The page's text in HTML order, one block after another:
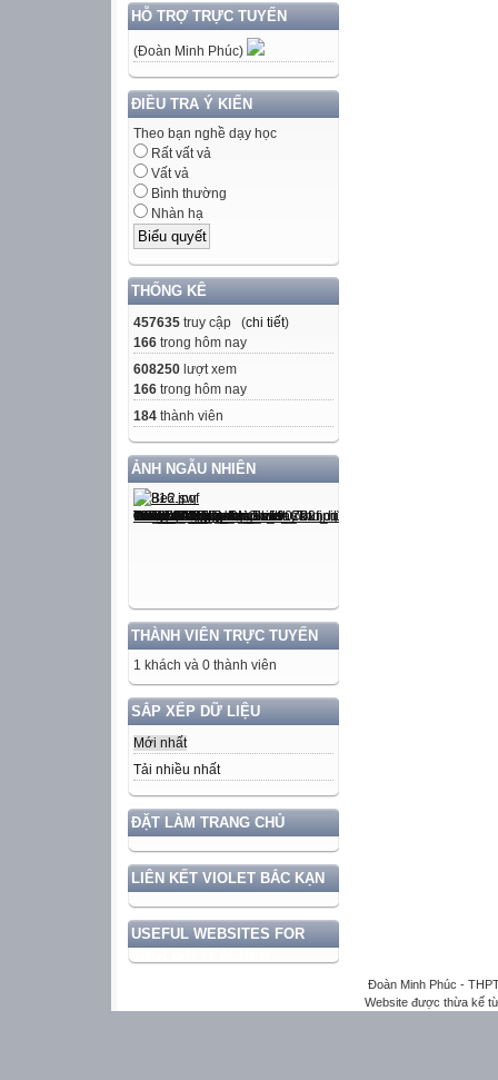
HỖ TRỢ TRỰC TUYẾN
(Đoàn Minh Phúc)
ĐIỀU TRA Ý KIẾN
Theo bạn nghề dạy học
Rất vất vả
Vất vả
Bình thường
Nhàn hạ
THỐNG KÊ
457635 truy cập (chi tiết)
166 trong hôm nay
608250 lượt xem
166 trong hôm nay
184 thành viên
ẢNH NGẪU NHIÊN
THÀNH VIÊN TRỰC TUYẾN
1 khách và 0 thành viên
SẮP XẾP DỮ LIỆU
Mới nhất
Tải nhiều nhất
ĐẶT LÀM TRANG CHỦ
LIÊN KẾT VIOLET BẮC KẠN
USEFUL WEBSITES FOR
Đoàn Minh Phúc -
Website được thừa kế